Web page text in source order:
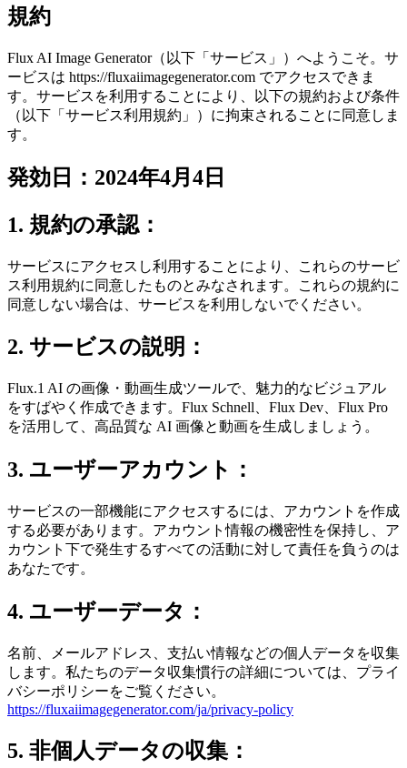
規約
Flux AI Image Generator（以下「サービス」）へようこそ。サ
ービスは https://fluxaiimagegenerator.com でアクセスできま
す。サービスを利用することにより、以下の規約および条件
（以下「サービス利用規約」）に拘束されることに同意しま
す。
発効日：2024年4月4日
1. 規約の承認：
サービスにアクセスし利用することにより、これらのサービ
ス利用規約に同意したものとみなされます。これらの規約に
同意しない場合は、サービスを利用しないでください。
2. サービスの説明：
Flux.1 AI の画像・動画生成ツールで、魅力的なビジュアル
をすばやく作成できます。Flux Schnell、Flux Dev、Flux Pro
を活用して、高品質な AI 画像と動画を生成しましょう。
3. ユーザーアカウント：
サービスの一部機能にアクセスするには、アカウントを作成
する必要があります。アカウント情報の機密性を保持し、ア
カウント下で発生するすべての活動に対して責任を負うのは
あなたです。
4. ユーザーデータ：
名前、メールアドレス、支払い情報などの個人データを収集
します。私たちのデータ収集慣行の詳細については、プライ
バシーポリシーをご覧ください。
https://fluxaiimagegenerator.com/ja/privacy-policy
5. 非個人データの収集：